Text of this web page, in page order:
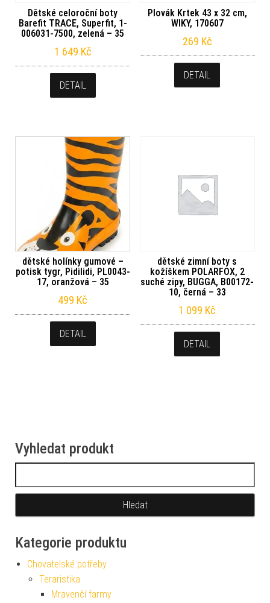
Dětské celoroční boty
Barefit TRACE, Superfit, 1-
006031-7500, zelená – 35
1 649 Kč
DETAIL
Plovák Krtek 43 x 32 cm,
WIKY, 170607
269 Kč
DETAIL
dětské holínky gumové –
potisk tygr, Pidilidi, PL0043-
17, oranžová – 35
499 Kč
DETAIL
dětské zimní boty s
kožíškem POLARFOX, 2
suché zipy, BUGGA, B00172-
10, černá – 33
1 099 Kč
DETAIL
Vyhledat produkt
Kategorie produktu
Chovatelské potřeby
Teraristika
Mravenčí farmy